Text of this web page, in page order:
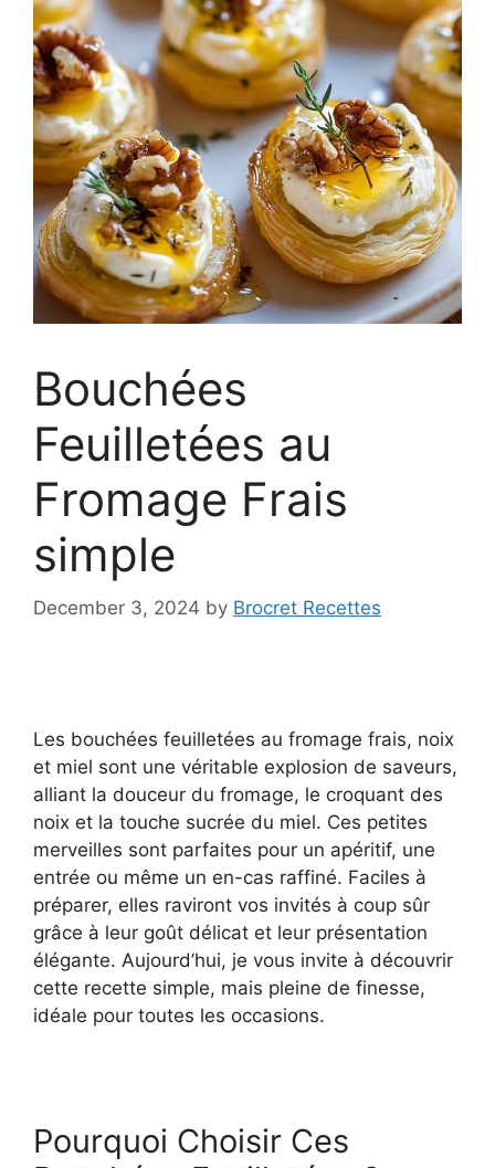
Bouchées
Feuilletées au
Fromage Frais
simple
December 3, 2024 by Brocret Recettes
Les bouchées feuilletées au fromage frais, noix
et miel sont une véritable explosion de saveurs,
alliant la douceur du fromage, le croquant des
noix et la touche sucrée du miel. Ces petites
merveilles sont parfaites pour un apéritif, une
entrée ou même un en-cas raffiné. Faciles à
préparer, elles raviront vos invités à coup sûr
grâce à leur goût délicat et leur présentation
élégante. Aujourd’hui, je vous invite à découvrir
cette recette simple, mais pleine de finesse,
idéale pour toutes les occasions.
Pourquoi Choisir Ces